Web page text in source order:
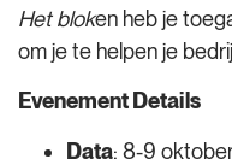
Het bloken heb je
om je te helpen je
Evenement Details
Data: 8-9